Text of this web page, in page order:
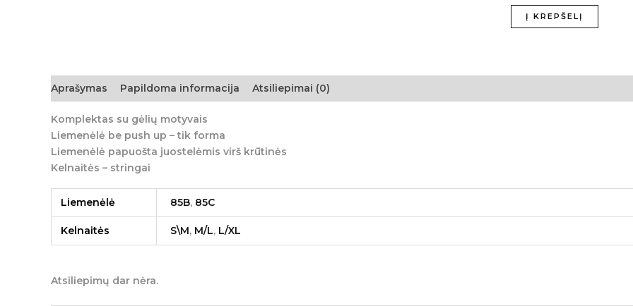
Į KREPŠELĮ
Aprašymas Papildoma informacija Atsiliepimai (0)
Komplektas su gėlių motyvais
Liemenėlė be push up – tik forma
Liemenėlė papuošta juostelėmis virš krūtinės
Kelnaitės – stringai
Liemenėlė 85B, 85C
Kelnaitės S\M, M/L, L/XL
Atsiliepimų dar nėra.